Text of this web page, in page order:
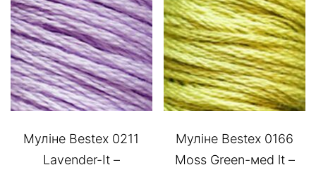
Муліне Bestex 0211
Lavender-It –
Муліне Bestex 0166
Moss Green-меd lt –